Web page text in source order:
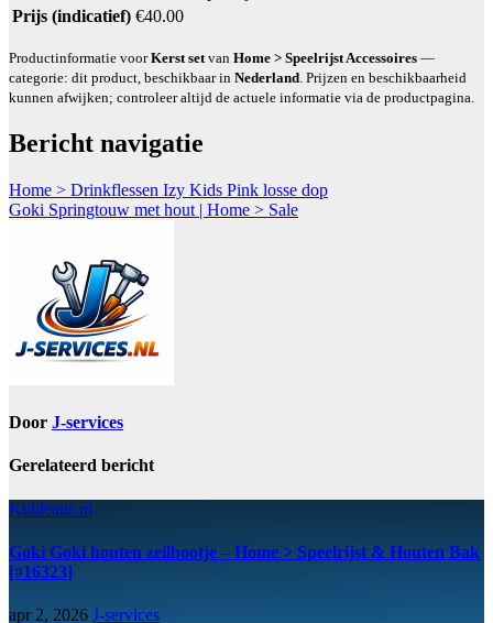
Prijs (indicatief) €40.00
Productinformatie voorKerst setvan Home > Speelrijst Accessoires —
categorie: dit product, beschikbaar in Nederland. Prijzen en beschikbaarheid
kunnen afwijken; controleer altijd de actuele informatie via de productpagina.
Bericht navigatie
Home > Drinkflessen Izy Kids Pink losse dop
Goki Springtouw met hout | Home > Sale
Door J-services
Gerelateerd bericht
Kiddeaus.nl
Goki Goki houten zeilbootje – Home > Speelrijst & Houten Bak
[#16323]
apr 2, 2026 J-services